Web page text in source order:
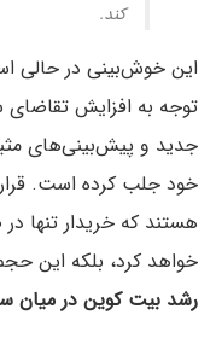
کند.
این خوش‌بینی در حالی
جدید و پیش‌بینی‌های
خود جلب کرده است.
هستند که خریدار تنها
خواهد کرد، بلکه این
رشد بیت کوین در میان